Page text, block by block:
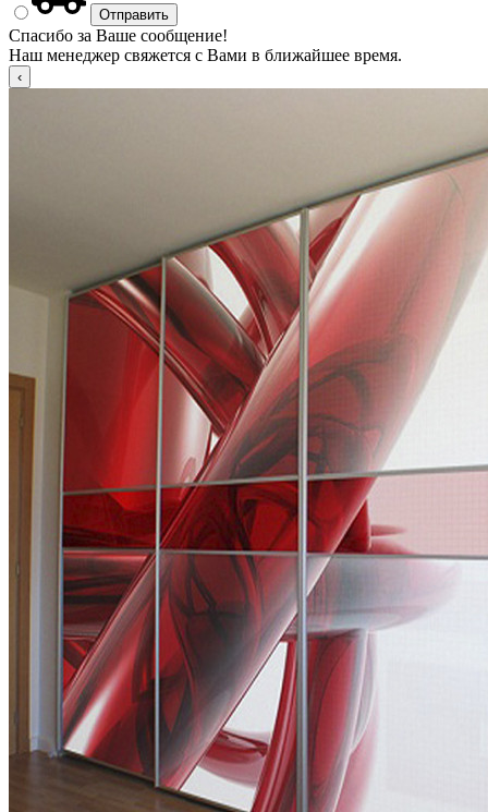
Спасибо за Ваше сообщение!
Наш менеджер свяжется с Вами в ближайшее время.